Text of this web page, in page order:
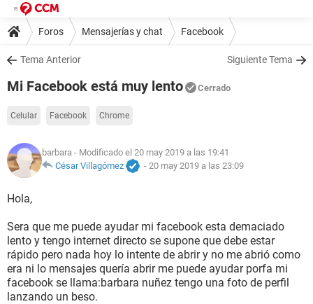
Foros Mensajerías y chat Facebook
Tema Anterior Siguiente Tema
Mi Facebook está muy lento Cerrado
Celular Facebook Chrome
barbara - Modificado el 20 may 2019 a las 19:41
César Villagómez
- 20 may 2019 a las 23:09
Hola,
Sera que me puede ayudar mi facebook esta demaciado
lento y tengo internet directo se supone que debe estar
rápido pero nada hoy lo intente de abrir y no me abrió como
era ni lo mensajes quería abrir me puede ayudar porfa mi
facebook se llama:barbara nuñez tengo una foto de perfil
lanzando un beso.